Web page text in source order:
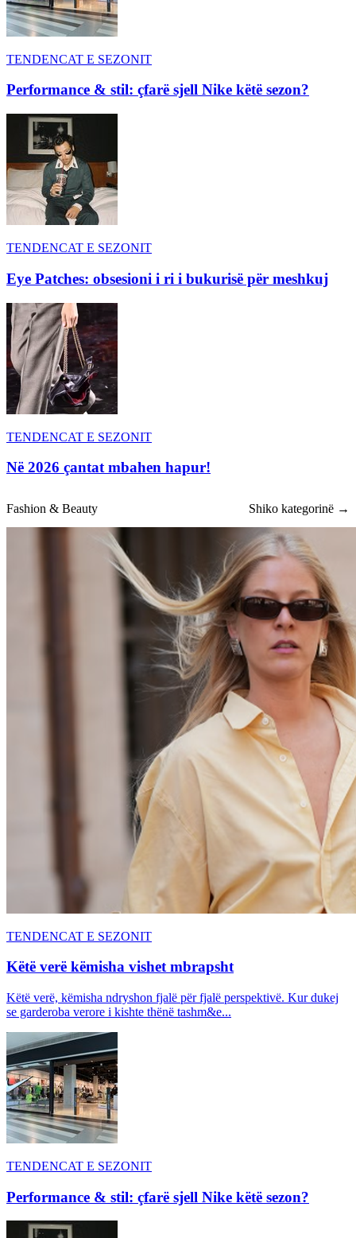
TENDENCAT E SEZONIT
Performance & stil: çfarë sjell Nike këtë sezon?
TENDENCAT E SEZONIT
Eye Patches: obsesioni i ri i bukurisë për meshkuj
TENDENCAT E SEZONIT
Në 2026 çantat mbahen hapur!
Fashion & Beauty Shiko kategorinë →
TENDENCAT E SEZONIT
Këtë verë këmisha vishet mbrapsht
Këtë verë, këmisha ndryshon fjalë për fjalë perspektivë. Kur dukej
se garderoba verore i kishte thënë tashm&e...
TENDENCAT E SEZONIT
Performance & stil: çfarë sjell Nike këtë sezon?